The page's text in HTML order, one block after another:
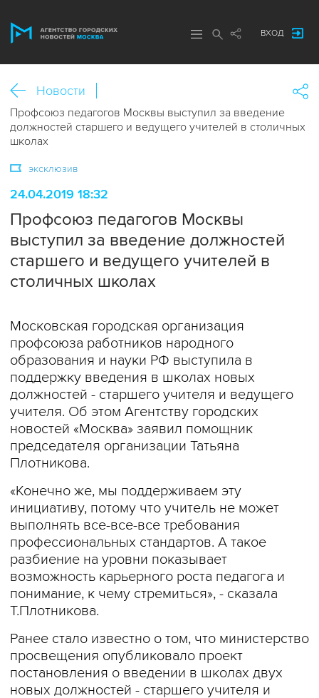
ВХОД
Новости
Профсоюз педагогов Москвы выступил за введение
должностей старшего и ведущего учителей в столичных
школах
эксклюзив
24.04.2019 18:32
Профсоюз педагогов Москвы
выступил за введение должностей
старшего и ведущего учителей в
столичных школах
Московская городская организация
профсоюза работников народного
образования и науки РФ выступила в
поддержку введения в школах новых
должностей - старшего учителя и ведущего
учителя. Об этом Агентству городских
новостей «Москва» заявил помощник
председателя организации Татьяна
Плотникова.
«Конечно же, мы поддерживаем эту
инициативу, потому что учитель не может
выполнять все-все-все требования
профессиональных стандартов. А такое
разбиение на уровни показывает
возможность карьерного роста педагога и
понимание, к чему стремиться», - сказала
Т.Плотникова.
Ранее стало известно о том, что министерство
просвещения опубликовало проект
постановления о введении в школах двух
новых должностей - старшего учителя и